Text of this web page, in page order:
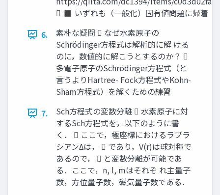
 ◼ いずれも（一般化）固有値問題に帰着
6.
素朴な疑問  なぜ水素原子の
Schrödinger方程式は解析的に解 ける
のに，数値的に解こうとするのか？ 
多電子原子のSchrödinger方程式（と
言うよりHartree- Fock方程式やKohn-
Sham方程式）を解くための練習
7.
Sch方程式の変数分離  水素原子に対
するSch方程式を，以下のように書
く．  ここで，極座標におけるラプラ
シアンΔは，  であり，V(r)は球対称で
あるので，  と変数分離が可能であ
る．ここで，n, l, mはそれぞ れ主量子
数，方位量子数，磁気量子数である．